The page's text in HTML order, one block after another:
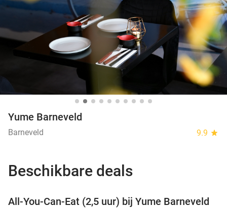
7 dagen per week beschikbaar
10+ miljoen leden
Yume Barneveld
Barneveld 9.9 star
Beschikbare deals
All-You-Can-Eat (2,5 uur) bij Yume Barneveld